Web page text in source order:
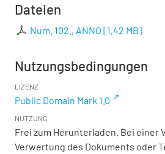
Dateien
Num. 102., ANNO [1,42 MB]
Nutzungsbedingungen
LIZENZ
Public Domain Mark 1.0
NUTZUNG
Frei zum Herunterladen. Bei einer
Verwertung des Dokuments oder